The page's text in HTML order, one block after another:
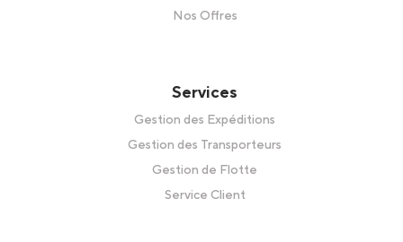
Nos Offres
Services
Gestion des Expéditions
Gestion des Transporteurs
Gestion de Flotte
Service Client